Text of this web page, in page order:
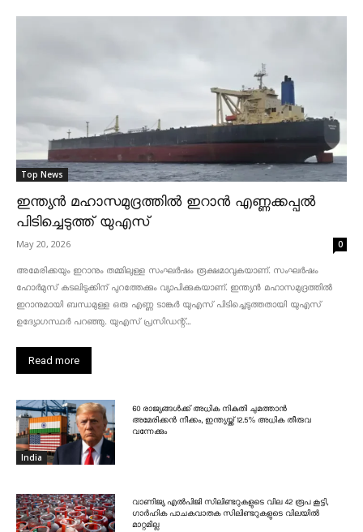
Top News
ഇന്ത്യൻ മഹാസമുദ്രത്തിൽ ഇറാൻ എണ്ണക്കപ്പൽ
പിടിച്ചെടുത്ത് യുഎസ്
May 20, 2026 0
അമേരിക്കയും ഇറാനും തമ്മിലുള്ള സംഘർഷം രൂക്ഷമാവുകയാണ്. സംഘർഷം
ഹോർമുസ് കടലിടുക്കിന് പുറത്തേക്കും വ്യാപിക്കുകയാണ്. ഇന്ത്യൻ മഹാസമുദ്രത്തിൽ
ഇറാനുമായി ബന്ധമുള്ള ഒരു എണ്ണ ടാങ്കർ യുഎസ് പിടിച്ചെടുത്തതായി യുഎസ്
ഉദ്യോഗസ്ഥർ പറഞ്ഞു. യുഎസ് പ്രസിഡന്റ്...
Read more
India
60 രാജ്യങ്ങൾക്ക് അധിക നികുതി ചുമത്താൻ
അമേരിക്കൻ നീക്കം, ഇന്ത്യയ്ക്ക് 12.5% അധിക തീരുവ
വന്നേക്കും
വാണിജ്യ എൽപിജി സിലിണ്ടറുകളുടെ വില 42 രൂപ കൂട്ടി,
ഗാർഹിക പാചകവാതക സിലിണ്ടറുകളുടെ വിലയിൽ
മാറ്റമില്ല